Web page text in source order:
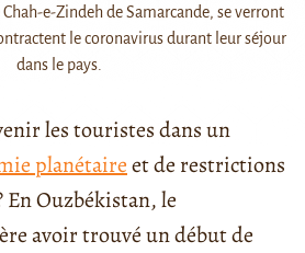
e-Zindeh de Samarcande, se verront
le coronavirus durant leur séjour
dans le pays.
les touristes dans un
planétaireet de restrictions
En Ouzbékistan, le
avoir trouvé un début de